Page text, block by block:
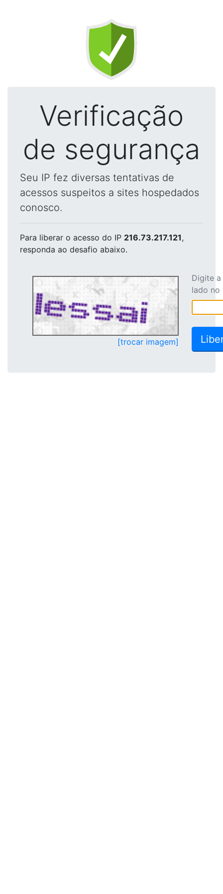
Verificação
de segurança
Seu IP fez diversas tentativas de
acessos suspeitos a sites hospedados
conosco.
Para liberar o acesso do IP 216.73.217.121,
responda ao desafio abaixo.
[trocar imagem]
Digite
lado no